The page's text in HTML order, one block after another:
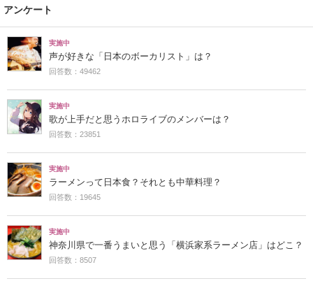
アンケート
実施中
声が好きな「日本のボーカリスト」は？
回答数：49462
実施中
歌が上手だと思うホロライブのメンバーは？
回答数：23851
実施中
ラーメンって日本食？それとも中華料理？
回答数：19645
実施中
神奈川県で一番うまいと思う「横浜家系ラーメン店」はどこ？
回答数：8507